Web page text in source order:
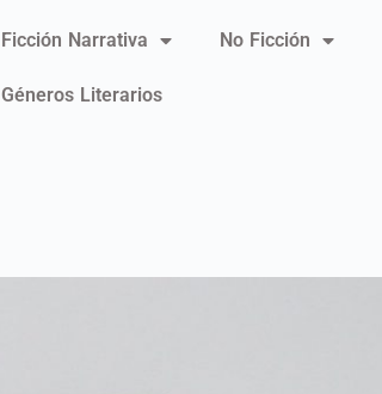
Ficción Narrativa No Ficción
Géneros Literarios